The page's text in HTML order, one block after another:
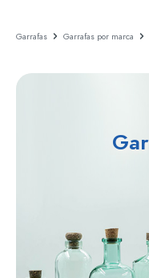
Garrafas Garrafas por marca